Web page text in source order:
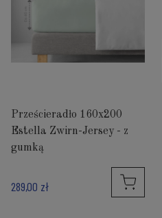
Prześcieradło 160x200
Estella Zwirn-Jersey - z
gumką
289,00 zł